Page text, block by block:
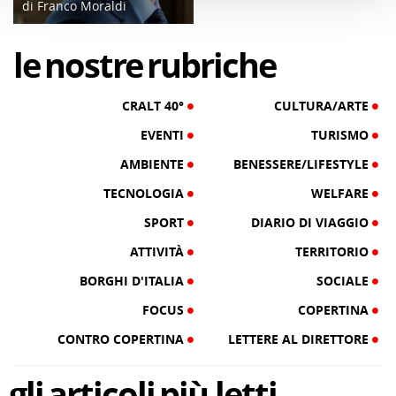
di Franco Moraldi
lenostrerubriche
CRALT 40°
CULTURA/ARTE
EVENTI
TURISMO
AMBIENTE
BENESSERE/LIFESTYLE
TECNOLOGIA
WELFARE
SPORT
DIARIO DI VIAGGIO
ATTIVITÀ
TERRITORIO
BORGHI D'ITALIA
SOCIALE
FOCUS
COPERTINA
CONTRO COPERTINA
LETTERE AL DIRETTORE